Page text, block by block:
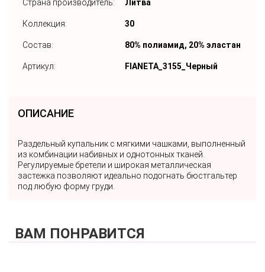
Страна производитель: Литва
Коллекция: 30
Состав: 80% полиамид, 20% эластан
Артикул: FIANETA_3155_Черный
ОПИСАНИЕ
Раздельный купальник с мягкими чашками, выполненный
из комбинации набивных и однотонных тканей.
Регулируемые бретели и широкая металлическая
застежка позволяют идеально подогнать бюстгальтер
под любую форму груди.
ВАМ ПОНРАВИТСЯ